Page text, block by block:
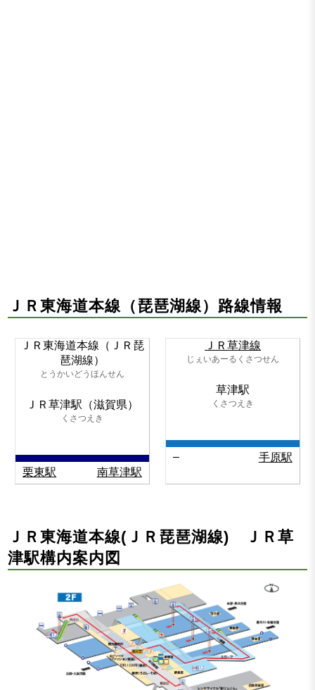
ＪＲ東海道本線（琵琶湖線）路線情報
ＪＲ東海道本線（ＪＲ琵
琶湖線）
とうかいどうほんせん
ＪＲ草津駅（滋賀県）
くさつえき
栗東駅 南草津駅
ＪＲ草津線
じぇいあーるくさつせん
草津駅
くさつえき
– 手原駅
ＪＲ東海道本線(ＪＲ琵琶湖線) ＪＲ草
津駅構内案内図